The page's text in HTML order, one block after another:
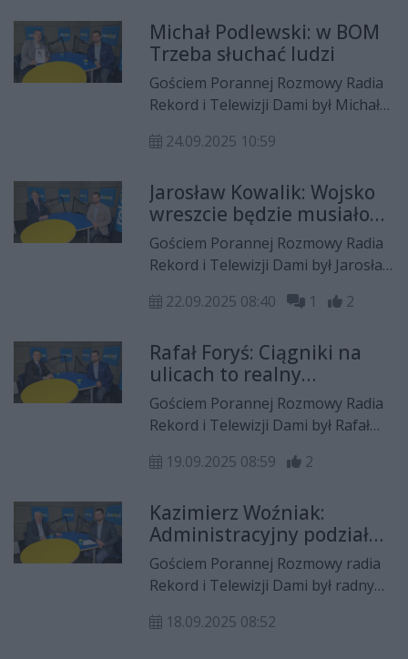
pracy.
nim m.in. o budżecie województwa
mazowieckiego na 2026 rok,
rosnącym zadłużeniu samorządu,
kontrowersjach wokół programów
wsparcia i zarzutach o klucz
partyjny przy podziale środków, a
Radomia i inwestycjach, które –
zdaniem gościa – mogą pozostać
jedynie na papierze.
Michał Podlewski: w BOM
Trzeba słuchać ludzi
Gościem Porannej Rozmowy Radia
Rekord i Telewizji Dami był Michał
Budżecie Obywatelskim Mazowsza
radomskiego, które będą
realizowane
24.09.2025 10:59
Jarosław Kowalik: Wojsko
wreszcie będzie musiało
wziąć się do roboty
Gościem Porannej Rozmowy Radia
Rekord i Telewizji Dami był Jarosław
Obywatelskiego. Dawid Puton
bezpieczeństwie Polski w
kontekście incydentów z dronami i
rakietami, o konieczności
wzmocnienia obrony
przeciwdronowej, o budowie
unikatowego pomnika
lotników w Radomiu, odbudowie
Zamku Królewskiego oraz o
planach utworzenia Miejskiego
Urzędu Pracy.
22.09.2025 08:40 1 2
Rafał Foryś: Ciągniki na
ulicach to realny
scenariusz
Gościem Porannej Rozmowy Radia
Rekord i Telewizji Dami był Rafał
Polskiej. Rozmawiał m. in. o
radomskiego, oraz o ostatnich i
najbliższych działaniach swojego
ugrupowania
19.09.2025 08:59 2
Kazimierz Woźniak:
Administracyjny podział
lotów może być szansą dla
Radomia
Gościem Porannej Rozmowy radia
Rekord i Telewizji Dami był radny
programie naprawczym szpitala
18.09.2025 08:52